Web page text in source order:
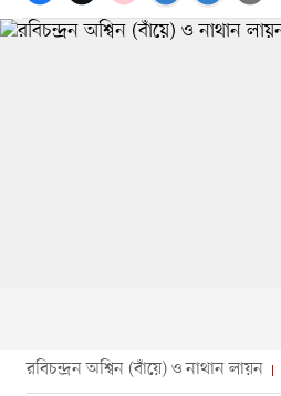
রবিচন্দ্রন অশ্বিন (বাঁয়ে) ও নাথান লায়ন